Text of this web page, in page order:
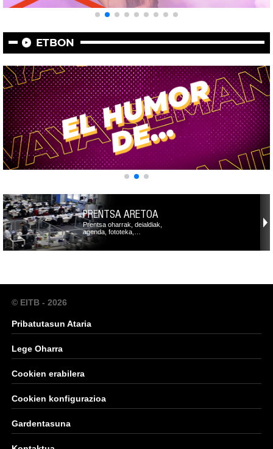
ETBON
PRENTSA ARETOA
Prentsa oharrak, deialdiak,
agenda, fototeka,…
© EITB - 2026
Pribatutasun Ataria
Lege Oharra
Cookien erabilera
Cookien konfigurazioa
Gardentasuna